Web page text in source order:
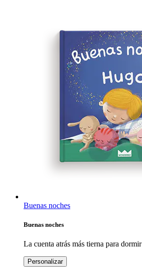
Buenas noches
Buenas noches
La cuenta atrás más tierna para dormir
Personalizar